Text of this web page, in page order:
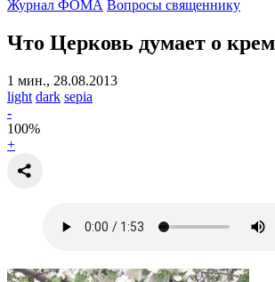
Журнал ФОМА Вопросы священнику
Что Церковь думает о
1 мин., 28.08.2013
light dark sepia
-
100%
+